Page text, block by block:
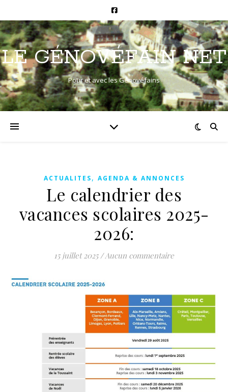
LE GÉNOVÉFAIN NET
Pour et avec les Génovéfains
ACTUALITES, AGENDA & ANNONCES
Le calendrier des
vacances scolaires 2025-
2026:
15 juillet 2025 /Aucun commentaire